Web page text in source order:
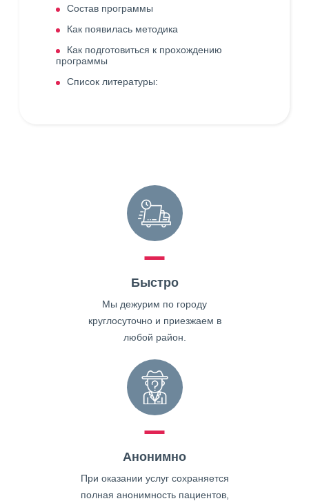
Состав программы
Как появилась методика
Как подготовиться к прохождению
программы
Список литературы:
Быстро
Мы дежурим по городу
круглосуточно и приезжаем в
любой район.
Анонимно
При оказании услуг сохраняется
полная анонимность пациентов,